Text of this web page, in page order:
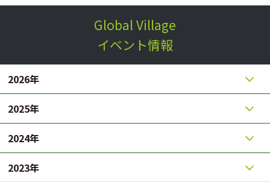
Global Village
イベント情報
2026年
2025年
2024年
2023年